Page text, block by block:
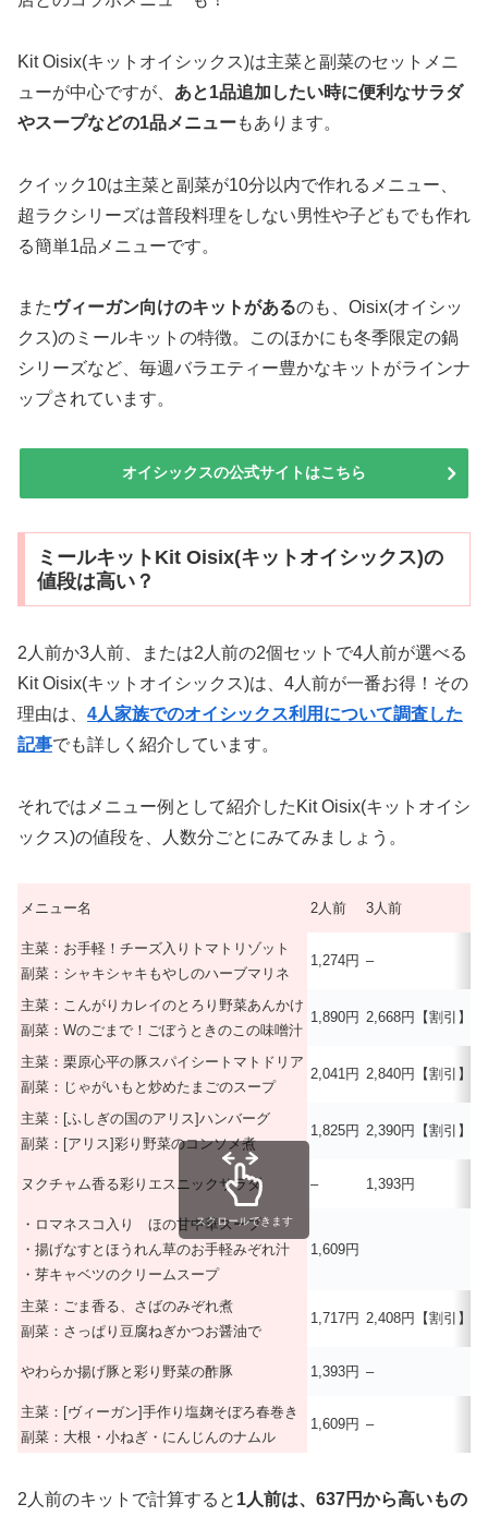
Kit Oisix(キットオイシックス)は主菜と副菜のセットメニ
ューが中心ですが、 あと1品追加したい時に便利なサラダ
やスープなどの1品メニューもあります。
クイック10は主菜と副菜が10分以内で作れるメニュー、
超ラクシリーズは普段料理をしない男性や子どもでも作れ
る簡単1品メニューです。
また ヴィーガン向けのキットがあるのも、Oisix(オイシッ
クス)のミールキットの特徴。このほかにも冬季限定の鍋
シリーズなど、毎週バラエティー豊かなキットがラインナ
ップされています。
オイシックスの公式サイトはこちら
ミールキットKit Oisix(キットオイシックス)の
値段は高い？
2人前か3人前、または2人前の2個セットで4人前が選べる
Kit Oisix(キットオイシックス)は、4人前が一番お得！その
理由は、 4人家族でのオイシックス利用について調査した
記事でも詳しく紹介しています。
それではメニュー例として紹介したKit Oisix(キットオイシ
ックス)の値段を、人数分ごとにみてみましょう。
メニュー名 2人前 3人前
主菜：お手軽！チーズ入りトマトリゾット
副菜：シャキシャキもやしのハーブマリネ
1,274円 –
主菜：こんがりカレイのとろり野菜あんかけ
副菜：Wのごまで！ごぼうときのこの味噌汁
1,890円 2,668円【割引】
主菜：栗原心平の豚スパイシートマトドリア
副菜：じゃがいもと炒めたまごのスープ
2,041円 2,840円【割引】
主菜：[ふしぎの国のアリス]ハンバーグ
副菜：[アリス]彩り野菜のコンソメ煮
1,825円 2,390円【割引】
ヌクチャム香る彩りエスニックサラダ – 1,393円
・ロマネスコ入り ほの甘中華スープ
・揚げなすとほうれん草のお手軽みぞれ汁
・芽キャベツのクリームスープ
1,609円
主菜：ごま香る、さばのみぞれ煮
副菜：さっぱり豆腐ねぎかつお醤油で
1,717円 2,408円【割引】
やわらか揚げ豚と彩り野菜の酢豚 1,393円 –
主菜：[ヴィーガン]手作り塩麹そぼろ春巻き
副菜：大根・小ねぎ・にんじんのナムル
1,609円 –
スクロールできます
2人前のキットで計算すると 1人前は、637円から高いもの